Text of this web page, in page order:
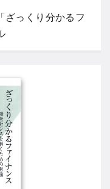
ざっくり分かるフ